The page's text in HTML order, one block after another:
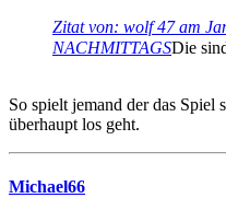
Zitat von: wolf 47 am
NACHMITTAGSDie
So spielt jemand der das Spiel
überhaupt los geht.
Michael66